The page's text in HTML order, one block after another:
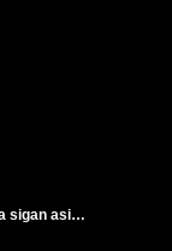
sigan asi…